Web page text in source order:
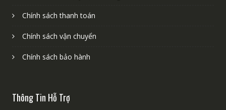
Chính sách thanh toán
Chính sách vận chuyển
Chính sách bảo hành
Thông Tin Hỗ Trợ